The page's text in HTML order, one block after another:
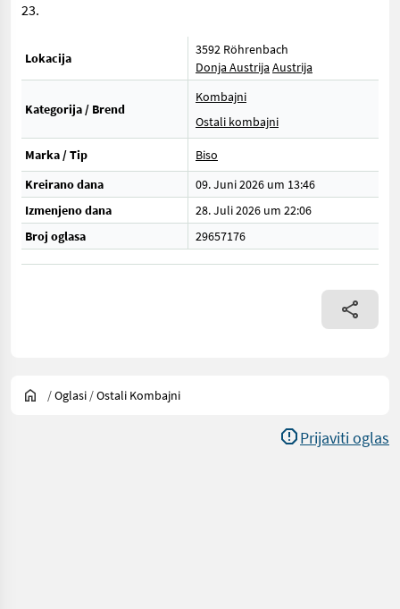
23.
Lokacija
3592 Röhrenbach
Donja Austrija Austrija
Kategorija / Brend
Kombajni
Ostali kombajni
Marka / Tip
Biso
Kreirano dana
09. Juni 2026 um 13:46
Izmenjeno dana
28. Juli 2026 um 22:06
Broj oglasa
29657176
/Oglasi /Ostali Kombajni
Prijaviti oglas